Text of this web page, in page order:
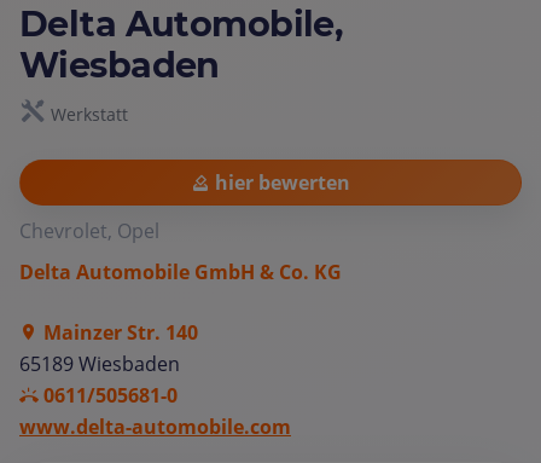
Delta Automobile,
Wiesbaden
Werkstatt
hier bewerten
Chevrolet, Opel
Delta Automobile GmbH & Co. KG
Mainzer Str. 140
65189 Wiesbaden
0611/505681-0
www.delta-automobile.com